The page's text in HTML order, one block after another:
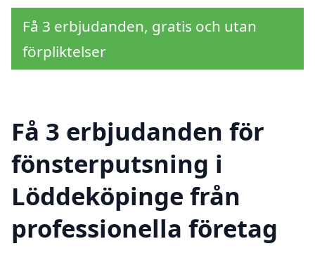
Få 3 erbjudanden, gratis och utan
förpliktelser
Få 3 erbjudanden för
fönsterputsning i
Löddeköpinge från
professionella företag